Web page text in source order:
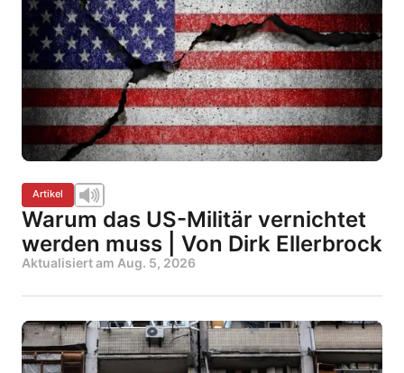
Artikel
Warum das US-Militär vernichtet
werden muss | Von Dirk Ellerbrock
Aktualisiert am Aug. 5, 2026